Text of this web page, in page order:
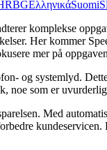
BGΕλληνικάSuomi
komplekse
Her kommer
mer på
og systemlyd.
som er
Med